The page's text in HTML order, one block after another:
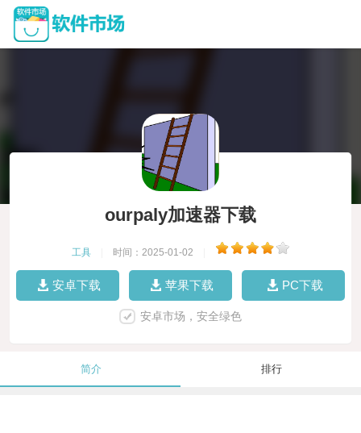
ourpaly加速器下载
工具 时间：2025-01-02
安卓下载 苹果下载 PC下载
安卓市场，安全绿色
简介 排行